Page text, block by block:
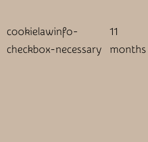
cookielawinfo-
checkbox-necessary
11
months